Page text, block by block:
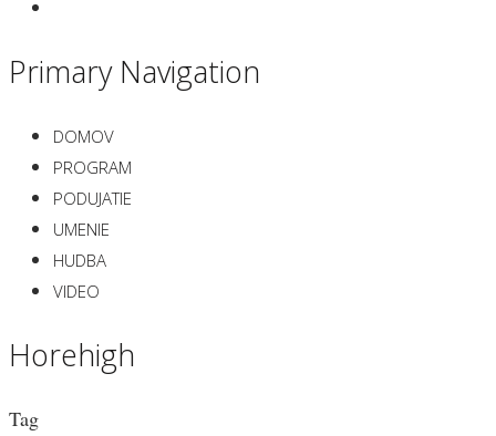
Primary Navigation
DOMOV
PROGRAM
PODUJATIE
UMENIE
HUDBA
VIDEO
Horehigh
Tag